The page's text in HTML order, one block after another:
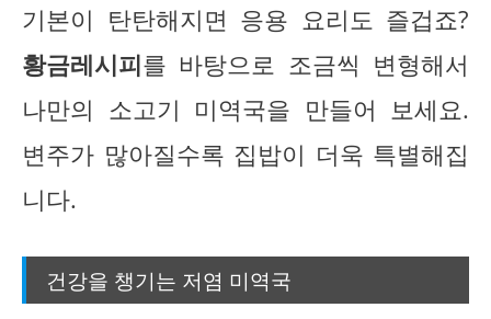
기본이 탄탄해지면 응용 요리도 즐겁죠?
황금레시피를 바탕으로 조금씩 변형해서
나만의 소고기 미역국을 만들어 보세요.
변주가 많아질수록 집밥이 더욱 특별해집
니다.
건강을 챙기는 저염 미역국